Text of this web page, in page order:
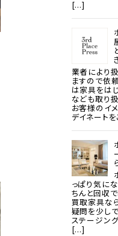
[...]
業者により
ますので依
は家具をは
なども取り
お客様のイ
デイネート
っぱり気に
ちんと回収
買取家具な
疑問を少し
ステージン
[...]